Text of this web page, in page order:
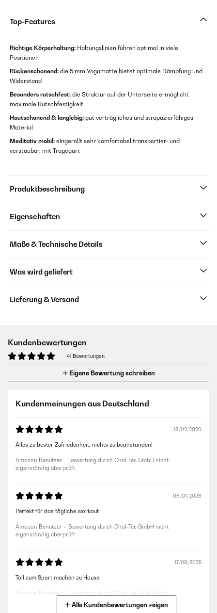
Top-Features
Richtige Körperhaltung: Haltungslinien führen optimal in viele
Positionen
Rückenschonend: die 5 mm Yogamatte bietet optimale Dämpfung und
Widerstand
Besonders rutschfest: die Struktur auf der Unterseite ermöglicht
maximale Rutschfestigkeit
Hautschonend & langlebig: gut verträgliches und strapazierfähiges
Material
Meditativ mobil: eingerollt sehr komfortabel transportier- und
verstaubar, mit Tragegurt
Produktbeschreibung
Eigenschaften
Maße & Technische Details
Was wird geliefert
Lieferung & Versand
Kundenbewertungen
41 Bewertungen
Eigene Bewertung schreiben
Kundenmeinungen aus Deutschland
18/02/2026
Alles zu bester Zufriedenheit, nichts zu beanstanden!
Amazon Benutzer – Bewertung durch Chal-Tec GmbH nicht
eigenständig überprüft
06/01/2026
Perfekt für das tägliche workout
Amazon Benutzer – Bewertung durch Chal-Tec GmbH nicht
eigenständig überprüft
17/08/2025
Toll zum Sport machen zu Hause.
Amazon Benutzer – Bewertung durch Chal-Tec GmbH nicht
eigenständig überprüftAlle Kundenbewertungen zeigen